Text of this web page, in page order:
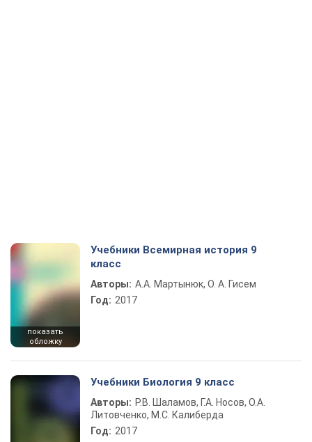
показать
обложку
Учебники Всемирная история 9
класс
Авторы: А.А. Мартынюк, О. А. Гисем
Год: 2017
Учебники Биология 9 класс
Авторы: Р.В. Шаламов, Г.А. Носов, О.А.
Литовченко, М.С. Калиберда
Год: 2017